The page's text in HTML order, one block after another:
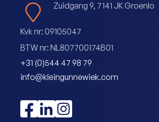
Zuidgang 9, 7141 JK Groenlo
Kvk nr: 09105047
BTW nr: NL807700174B01
+31 (0)544 47 98 79
info@kleingunnewiek.com